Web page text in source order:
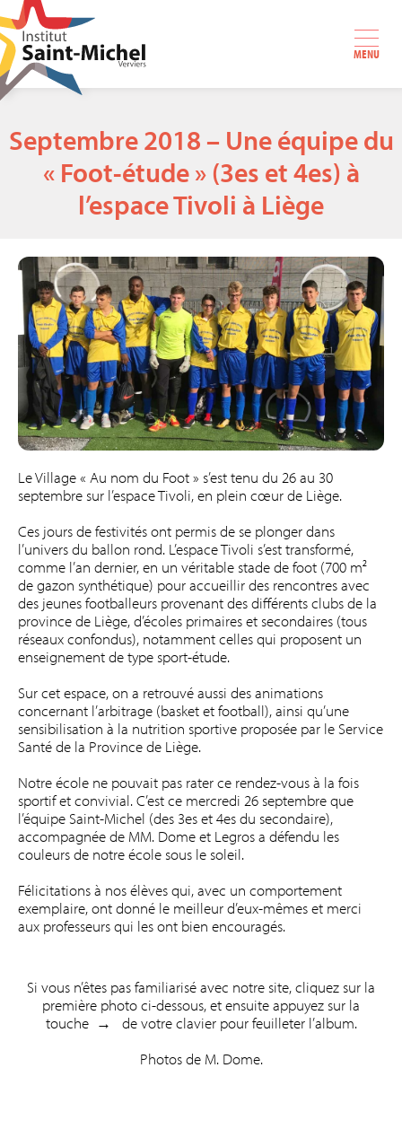
MENU
Septembre 2018 – Une équipe du
« Foot-étude » (3es et 4es) à
l’espace Tivoli à Liège
Le Village « Au nom du Foot » s’est tenu du 26 au 30
septembre sur l’espace Tivoli, en plein cœur de Liège.
Ces jours de festivités ont permis de se plonger dans
l’univers du ballon rond. L’espace Tivoli s’est transformé,
comme l’an dernier, en un véritable stade de foot (700 m²
de gazon synthétique) pour accueillir des rencontres avec
des jeunes footballeurs provenant des différents clubs de la
province de Liège, d’écoles primaires et secondaires (tous
réseaux confondus), notamment celles qui proposent un
enseignement de type sport-étude.
Sur cet espace, on a retrouvé aussi des animations
concernant l’arbitrage (basket et football), ainsi qu’une
sensibilisation à la nutrition sportive proposée par le Service
Santé de la Province de Liège.
Notre école ne pouvait pas rater ce rendez-vous à la fois
sportif et convivial. C’est ce mercredi 26 septembre que
l’équipe Saint-Michel (des 3es et 4es du secondaire),
accompagnée de MM. Dome et Legros a défendu les
couleurs de notre école sous le soleil.
Félicitations à nos élèves qui, avec un comportement
exemplaire, ont donné le meilleur d’eux-mêmes et merci
aux professeurs qui les ont bien encouragés.
Si vous n’êtes pas familiarisé avec notre site, cliquez sur la
première photo ci-dessous, et ensuite appuyez sur la
touche → de votre clavier pour feuilleter l’album.
Photos de M. Dome.